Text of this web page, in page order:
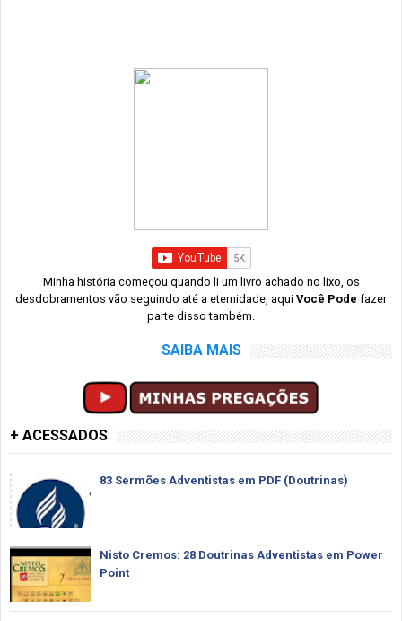
Minha história começou quando li um livro achado no lixo, os
desdobramentos vão seguindo até a eternidade, aqui Você Pode fazer
parte disso também.
SAIBA MAIS
+ ACESSADOS
83 Sermões Adventistas em PDF (Doutrinas)
Nisto Cremos: 28 Doutrinas Adventistas em Power
Point